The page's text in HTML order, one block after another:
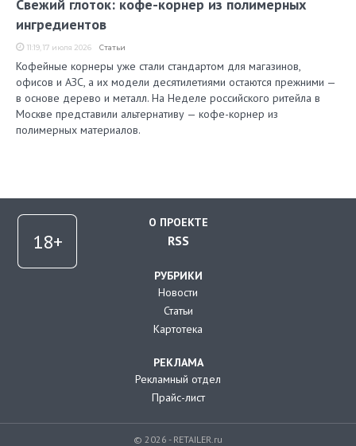
Свежий глоток: кофе-корнер из полимерных
ингредиентов
11:19, 17 июля 2026 Статьи
Кофейные корнеры уже стали стандартом для магазинов,
офисов и АЗС, а их модели десятилетиями остаются прежними —
в основе дерево и металл. На Неделе российского ритейла в
Москве представили альтернативу — кофе-корнер из
полимерных материалов.
О ПРОЕКТЕ
RSS
РУБРИКИ
Новости
Статьи
Картотека
РЕКЛАМА
Рекламный отдел
Прайс-лист
© 2026 - RETAILER.ru